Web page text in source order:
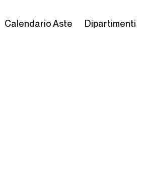
Calendario Aste Dipartimenti